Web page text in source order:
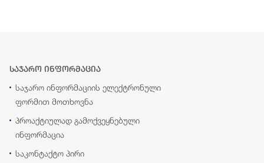
საჯარო ინფორმაცია
საჯარო ინფორმაციის ელექტრონული
ფორმით მოთხოვნა
პროაქტიულად გამოქვეყნებული
ინფორმაცია
საკონტაქტო პირი